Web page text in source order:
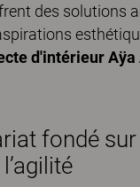
des solutions
d'intérieur Aÿa
fondé